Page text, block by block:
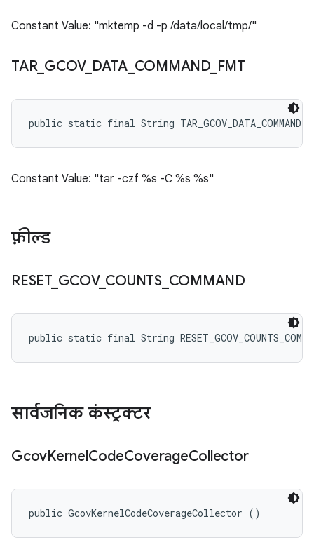
Constant Value: "mktemp -d -p /data/local/tmp/"
TAR_ GCOV_ DATA_ COMMAND_ FMT
public static final String
Constant Value: "tar -czf %s -C %s %s"
फ़ील्ड
RESET_ GCOV_ COUNTS_ COMMAND
public static final String
सार्वजनिक कंस्ट्रक्टर
GcovKernelCodeCoverageCollector
public GcovKernelCodeCoverageCollector ()